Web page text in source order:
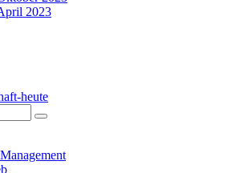
2023
heute